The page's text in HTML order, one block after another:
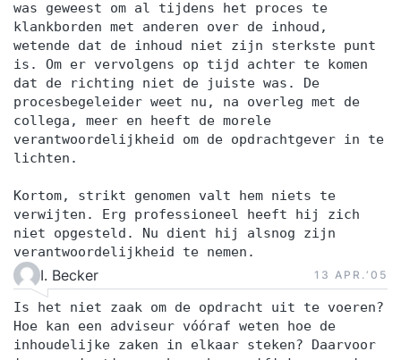
was geweest om al tijdens het proces te
klankborden met anderen over de inhoud,
wetende dat de inhoud niet zijn sterkste punt
is. Om er vervolgens op tijd achter te komen
dat de richting niet de juiste was. De
procesbegeleider weet nu, na overleg met de
collega, meer en heeft de morele
verantwoordelijkheid om de opdrachtgever in te
lichten.
Kortom, strikt genomen valt hem niets te
verwijten. Erg professioneel heeft hij zich
niet opgesteld. Nu dient hij alsnog zijn
verantwoordelijkheid te nemen.
I. Becker 13 APR.‘05
Is het niet zaak om de opdracht uit te voeren?
Hoe kan een adviseur vóóraf weten hoe de
inhoudelijke zaken in elkaar steken? Daarvoor